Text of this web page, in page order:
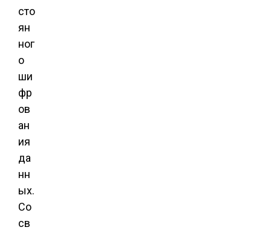
сто
ян
ног
о
ши
фр
ов
ан
ия
да
нн
ых.
Со
св